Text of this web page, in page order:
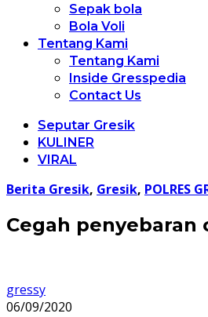
Sepak bola
Bola Voli
Tentang Kami
Tentang Kami
Inside Gresspedia
Contact Us
Seputar Gresik
KULINER
VIRAL
Berita Gresik, Gresik, POLRES
Cegah penyebaran
gressy
06/09/2020